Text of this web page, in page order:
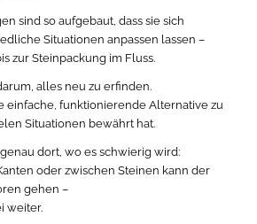
sind so aufgebaut, dass sie sich
Situationen anpassen lassen –
zur Steinpackung im Fluss.
alles neu zu erfinden.
einfache, funktionierende Alternative zu
Situationen bewährt hat.
dort, wo es schwierig wird:
oder zwischen Steinen kann der
gehen –
weiter.